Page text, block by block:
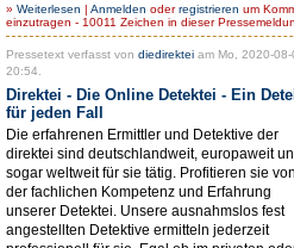
» Weiterlesen | Anmelden oderregistrieren um
einzutragen - 10011 Zeichen in dieser
Pressetext verfasst von diedirektei am Mo, 2020-08-
20:54.
Direktei - Die Online Detektei - Ein
für jeden Fall
Die erfahrenen Ermittler und Detektive der
direktei sind deutschlandweit, europaweit
sogar weltweit für sie tätig. Profitieren sie von
der fachlichen Kompetenz und Erfahrung
unserer Detektei. Unsere ausnahmslos fest
angestellten Detektive ermitteln jederzeit